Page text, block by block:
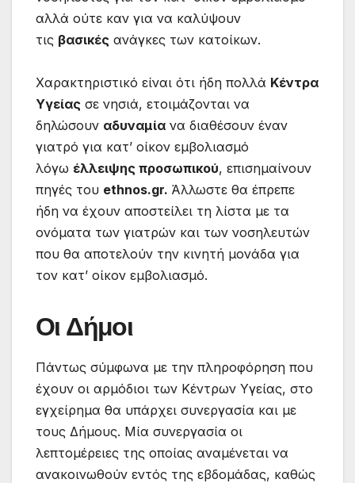
αλλά ούτε καν για να καλύψουν
τις βασικές ανάγκες των κατοίκων.
Χαρακτηριστικό είναι ότι ήδη πολλά Κέντρα
Υγείας σε νησιά, ετοιμάζονται να
δηλώσουν αδυναμία να διαθέσουν έναν
γιατρό για κατ’ οίκον εμβολιασμό
λόγω έλλειψης προσωπικού, επισημαίνουν
πηγές του ethnos.gr. Άλλωστε θα έπρεπε
ήδη να έχουν αποστείλει τη λίστα με τα
ονόματα των γιατρών και των νοσηλευτών
που θα αποτελούν την κινητή μονάδα για
τον κατ’ οίκον εμβολιασμό.
Οι Δήμοι
Πάντως σύμφωνα με την πληροφόρηση που
έχουν οι αρμόδιοι των Κέντρων Υγείας, στο
εγχείρημα θα υπάρχει συνεργασία και με
τους Δήμους. Μία συνεργασία οι
λεπτομέρειες της οποίας αναμένεται να
ανακοινωθούν εντός της εβδομάδας, καθώς